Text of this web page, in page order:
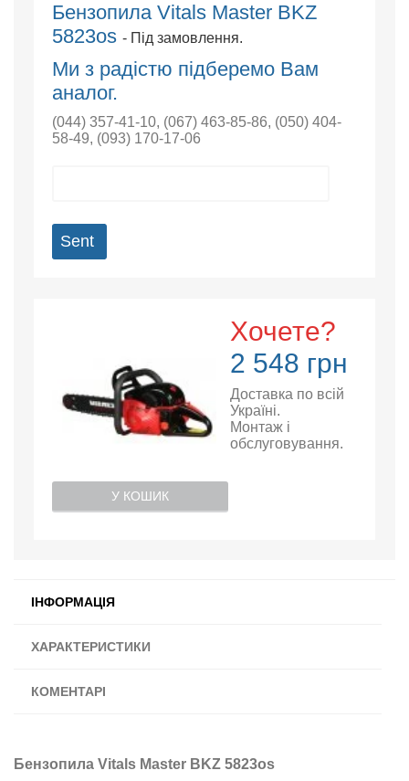
Бензопила Vitals Master BKZ
5823os - Під замовлення.
Ми з радістю підберемо Вам
аналог.
(044) 357-41-10, (067) 463-85-86, (050) 404-
58-49, (093) 170-17-06
Sent
Хочете?
2 548 грн
Доставка по всій
Україні.
Монтаж і
обслуговування.
У КОШИК
ІНФОРМАЦІЯ
ХАРАКТЕРИСТИКИ
КОМЕНТАРІ
Бензопила Vitals Master BKZ 5823os